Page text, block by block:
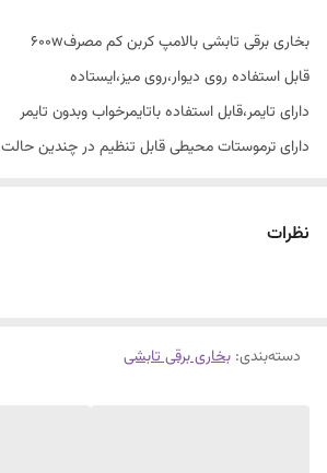
بخاری برقی تابشی بالامپ کربن کم مصرف600w
قابل استفاده روی دیوار،روی میز،ایستاده
دارای تایمر،قابل استفاده باتایمرخواب وبدون تایمر
دارای ترموستات محیطی قابل تنظیم در چندین حالت
نظرات
دسته‌بندی: بخاری برقی تابشی